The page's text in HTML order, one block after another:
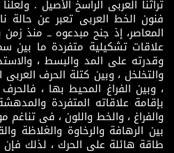
تراثنا العربى الراسخ الأصيل .
فنون الخط العربى تعبر عن حالة
المعاصر، إذ جنح مبدعوه ــ منذ زمن
علاقات تشكيلية متفردة ما بين
وقدرته على المد والبسط ،
والتخلخل ، وبين كتلة الحرف
، وبين الفراغ المحيط بها ،
بإقامة علاقاته المتفردة
والفراغ ، والخط واللون ، فى
بين الرهافة والرخاوة والغلاظة
طاقة هائلة على الحرك ، لذلك